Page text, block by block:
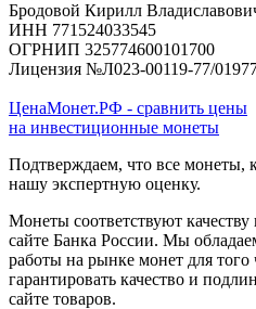
Бродовой Кирилл
ИНН 771524033545
ОГРНИП 325774600101700
Лицензия №Л023-00119-77/
ЦенаМонет.РФ - сравнить цены
на инвестиционные монеты
Подтверждаем, что все
нашу экспертную оценку.
Монеты соответствуют
сайте Банка России. Мы
работы на рынке монет для
гарантировать качество и
сайте товаров.